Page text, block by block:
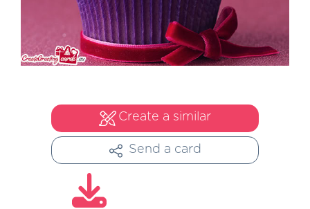
Create a similar
Send a card